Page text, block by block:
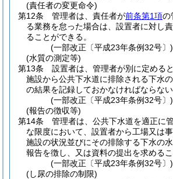
(責任者の変更命令)
第12条
管理者は、責任者が前条第1項の
る業務を怠った場合は、設置者に対し
ることができる。
(一部改正〔平成23年条例32号〕)
(水質の測定等)
第13条
設置者は、管理者が別に定める
施設から公共下水道に排除される下水
の結果を記録しておかなければならない
(一部改正〔平成23年条例32号〕)
(報告の徴収等)
第14条
管理者は、公共下水道を適正に
な限度において、設置者から工場又は
施設の状況並びにその排除する下水の水
報告を徴し、又は資料の提出を求めるこ
(一部改正〔平成23年条例32号〕)
(し尿の排除の制限)